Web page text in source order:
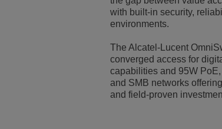
Solutions
Petites et
Gestion de
Les
with built-in security,
environments.
The Alcatel-Lucent
converged access for
capabilities and 95W
and SMB networks
and field-proven